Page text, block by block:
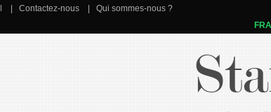
Contactez-nous Qui sommes-nous ?